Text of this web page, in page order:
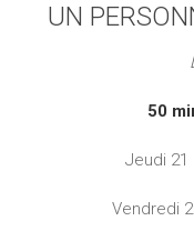
UN
50
Jeudi 21
Vendredi